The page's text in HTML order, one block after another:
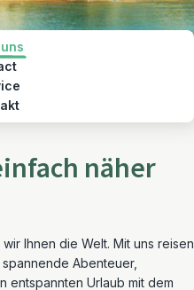
näher
Ihnen die Welt. Mit uns reisen
Abenteuer,
entspannten Urlaub mit dem